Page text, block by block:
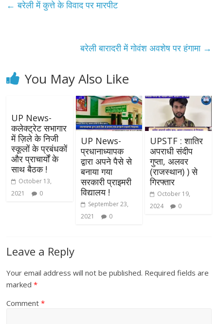
← बरेली में कुत्ते के विवाद पर मारपीट
बरेली बारादरी में गोवंश अवशेष पर हंगामा →
You May Also Like
UP News-
कलेक्ट्रेट सभागार
में ज़िले के निजी
स्कूलों के प्रबंधकों
और प्राचार्यों के
साथ बैठक !
October 13,
2021
0
UP News-
प्रधानाध्यापक
द्वारा अपने पैसे से
बनाया गया
सरकारी प्राइमरी
विद्यालय !
September 23,
2021
0
UPSTF : शातिर
अपराधी संदीप
गुप्ता, अलवर
(राजस्थान) ) से
गिरफ्तार
October 19,
2024
0
Leave a Reply
Your email address will not be published. Required fields are
marked*
Comment*